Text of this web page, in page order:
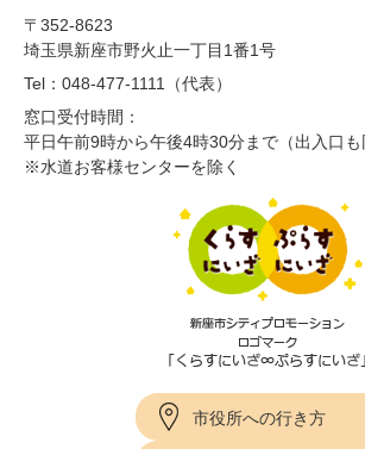
〒352-8623
埼玉県新座市野火止一丁目1番1号
Tel：048-477-1111（代表）
窓口受付時間：
平日午前9時から午後4時30分まで（出入口も
※水道お客様センターを除く
市役所への行き方